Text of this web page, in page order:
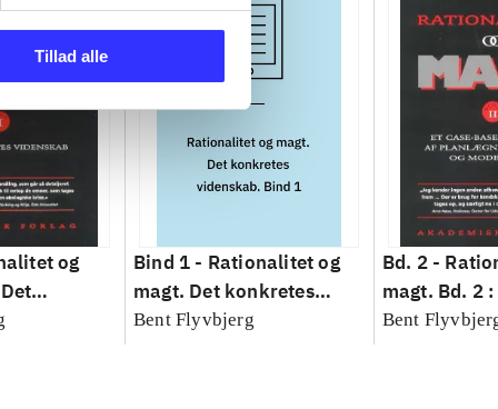
Tillad alle
og
Bind 1 - Rationalitet og
magt. Det konkretes
videnskab. Bind 1
Bent Flyvbjerg
Bd. 2 -
magt. Bd. 2
baseret
Bent